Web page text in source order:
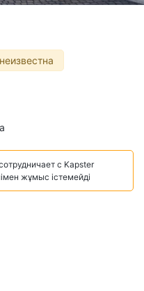
с Kapster
жұмыс істемейді